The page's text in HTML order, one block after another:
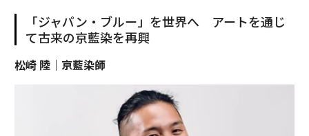
「ジャパン・ブルー」を世界へ アートを通じ
て古来の京藍染を再興
松崎 陸｜京藍染師